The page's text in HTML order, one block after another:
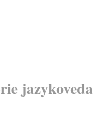
jazykoveda